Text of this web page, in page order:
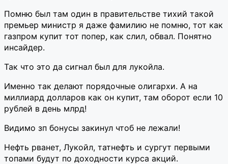
Помню был там один в правительстве тихий такой
премьер министр я даже фамилию не помню, тот как
газпром купит тот попер, как слил, обвал. Понятно
инсайдер.
Так что это да сигнал был для лукойла.
Именно так делают порядочные олигархи. А на
миллиард долларов как он купит, там оборот если 10
рублей в день млрд!
Видимо зп бонусы закинул чтоб не лежали!
Нефть рванет, Лукойл, татнефть и сургут первыми
топами будут по доходности курса акций.